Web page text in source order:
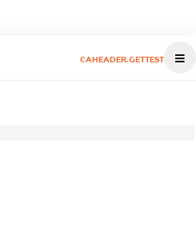
CAHEADER.GETTEST